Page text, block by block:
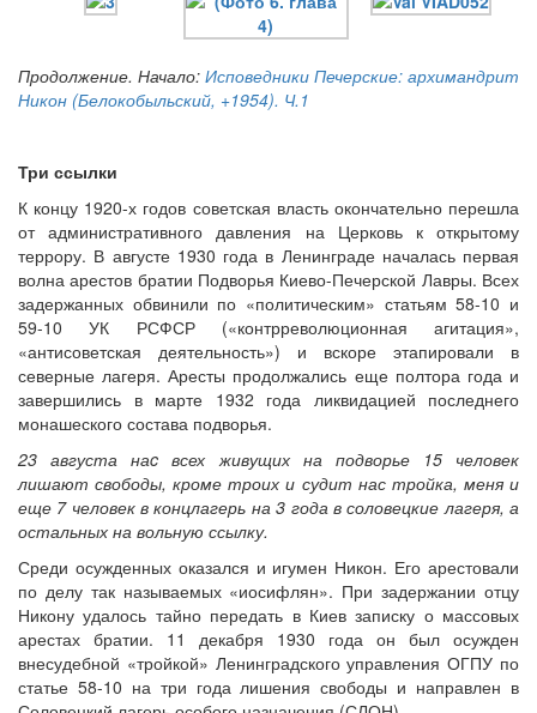
Онлайн трансляции
Веб-камеры
12 сентября 2015
12 сентября 2015 Название трансляции
12 сентября 2015Название трансляции
12 сентября 2015Название трансляции
12 сентября 2015Название трансляции
12 сентября 2015Название трансляции
Перейти к архиву
Продолжение. Начало: Исповедники Печерские: архимандрит
Никон (Белокобыльский, +1954). Ч.1
Три ссылки
К концу 1920-х годов советская власть окончательно перешла
от административного давления на Церковь к открытому
террору. В августе 1930 года в Ленинграде началась первая
волна арестов братии Подворья Киево-Печерской Лавры. Всех
задержанных обвинили по «политическим» статьям 58-10 и
59-10 УК РСФСР («контрреволюционная агитация»,
«антисоветская деятельность») и вскоре этапировали в
северные лагеря. Аресты продолжались еще полтора года и
завершились в марте 1932 года ликвидацией последнего
монашеского состава подворья.
23 августа наc всех живущих на подворье 15 человек
лишают свободы, кроме троих и судит нас тройка, меня и
еще 7 человек в концлагерь на 3 года в соловецкие лагеря, а
остальных на вольную ссылку.
Среди осужденных оказался и игумен Никон. Его арестовали
по делу так называемых «иосифлян». При задержании отцу
Никону удалось тайно передать в Киев записку о массовых
арестах братии. 11 декабря 1930 года он был осужден
внесудебной «тройкой» Ленинградского управления ОГПУ по
статье 58-10 на три года лишения свободы и направлен в